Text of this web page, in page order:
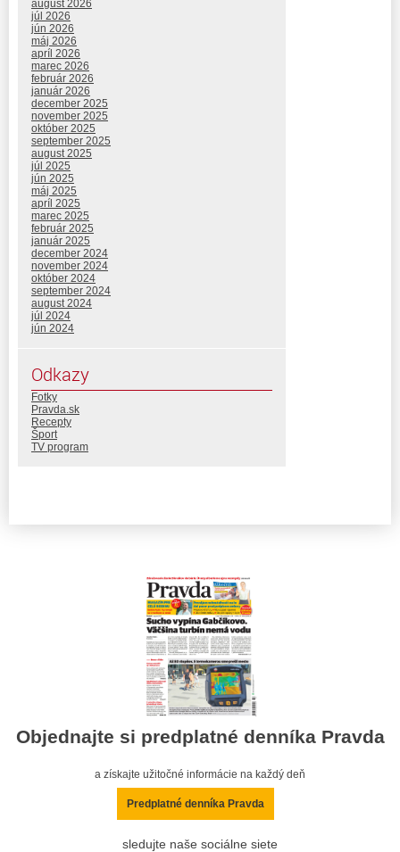
august 2026
júl 2026
jún 2026
máj 2026
apríl 2026
marec 2026
február 2026
január 2026
december 2025
november 2025
október 2025
september 2025
august 2025
júl 2025
jún 2025
máj 2025
apríl 2025
marec 2025
február 2025
január 2025
december 2024
november 2024
október 2024
september 2024
august 2024
júl 2024
jún 2024
Odkazy
Fotky
Pravda.sk
Recepty
Šport
TV program
Objednajte si predplatné denníka Pravda
a získajte užitočné informácie na každý deň
Predplatné denníka Pravda
sledujte naše sociálne siete